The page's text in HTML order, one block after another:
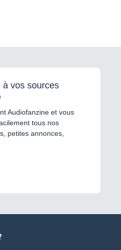
à vos sources
Audiofanzine et vous
tous nos
petites annonces,